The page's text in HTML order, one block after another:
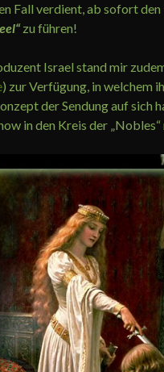
Fall verdient, ab sofort
zu führen!
Israel stand mir
) zur Verfügung, in welchem
der Sendung auf sich
in den Kreis der